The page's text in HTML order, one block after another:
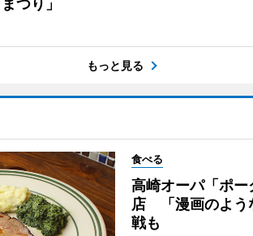
まつり」
もっと見る
食べる
高崎オーパ「ポ
店 「漫画のよう
戦も